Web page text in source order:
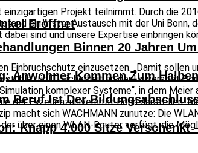
Binnen 20 Jahren
Beruf Ist Der
Eröffnet
Anwohner Kommen Zum
Knapp 4.000 Sitze
Projekt teilnimmt. Durch die
ein erster Austausch mit der Uni Bonn,
sind und unsere Expertise einbringen
einzusetzen. „Damit sollen
für IT-Sicherheit an der Universität
komplexer Systeme“, in dem
der Exzellenzuniversität Bonn darstellen.
sich WACHMANN zunutze: Die
über einen WLAN-Router verfügt, die